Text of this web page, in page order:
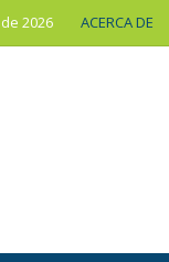
2026 ACERCA DE